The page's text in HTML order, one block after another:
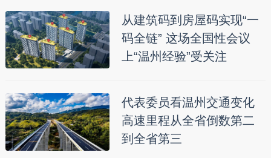
从建筑码到房屋码实现“一
码全链” 这场全国性会议
上“温州经验”受关注
代表委员看温州交通变化
高速里程从全省倒数第二
到全省第三